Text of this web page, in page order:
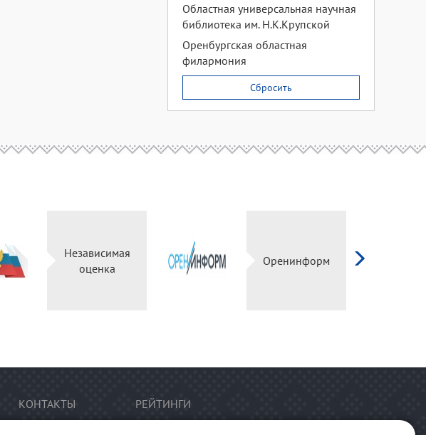
Областная универсальная научная
библиотека им. Н.К.Крупской
Оренбургская областная
филармония
Сбросить
Независимая
оценка
Оренинформ
КОНТАКТЫ РЕЙТИНГИ